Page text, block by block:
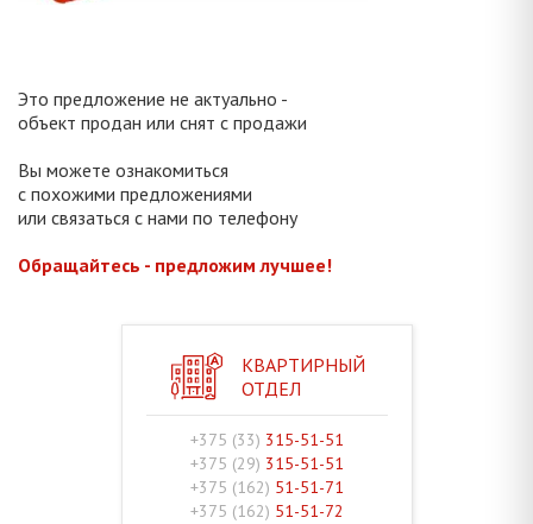
Это предложение не актуально -
объект продан или снят с продажи
Вы можете ознакомиться
с похожими предложениями
или связаться с нами по телефону
Обращайтесь - предложим лучшее!
КВАРТИРНЫЙ
ОТДЕЛ
+375 (33) 315-51-51
+375 (29) 315-51-51
+375 (162) 51-51-71
+375 (162) 51-51-72